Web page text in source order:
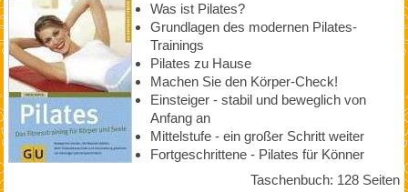
Was ist Pilates?
Grundlagen des modernen Pilates-
Trainings
Pilates zu Hause
Machen Sie den Körper-Check!
Einsteiger - stabil und beweglich von
Anfang an
Mittelstufe - ein großer Schritt weiter
Fortgeschrittene - Pilates für Könner
Taschenbuch: 128 Seiten